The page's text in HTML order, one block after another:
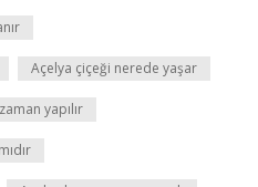
Açelya çiçeği nerede yaşar
yapılır